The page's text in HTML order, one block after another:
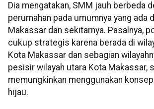
Dia mengatakan, SMM jauh berbeda
perumahan pada umumnya yang ada
Makassar dan sekitarnya. Pasalnya,
cukup strategis karena berada di
Kota Makassar dan sebagian
pesisir wilayah utara Kota Makassar,
memungkinkan menggunakan
hijau.